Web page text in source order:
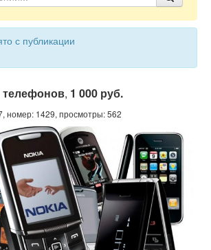
с публикации
, 1 000 руб.
номер: 1429, просмотры: 562